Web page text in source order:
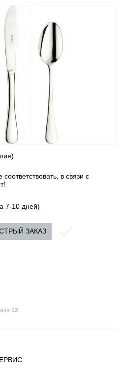
в связи с
7-10 дней)
ЗАКАЗ
12.